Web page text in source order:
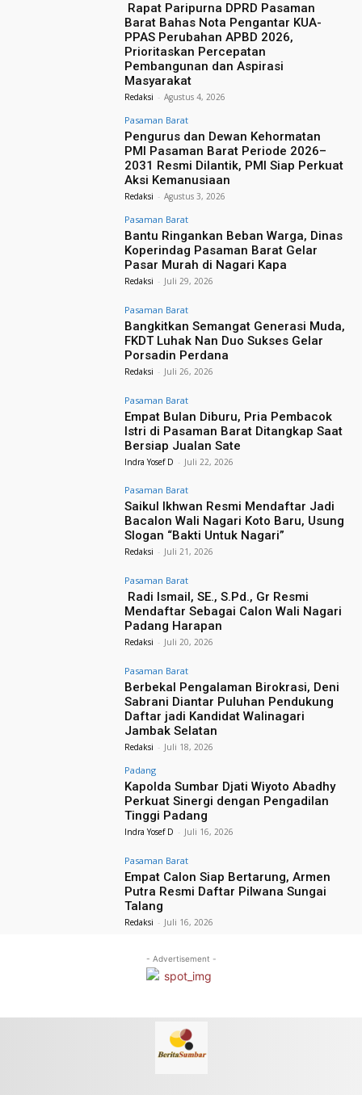
Rapat Paripurna DPRD Pasaman
Barat Bahas Nota Pengantar KUA-
PPAS Perubahan APBD 2026,
Prioritaskan Percepatan
Pembangunan dan Aspirasi
Masyarakat
Redaksi - Agustus 4, 2026
Pasaman Barat
Pengurus dan Dewan Kehormatan
PMI Pasaman Barat Periode 2026–
2031 Resmi Dilantik, PMI Siap Perkuat
Aksi Kemanusiaan
Redaksi - Agustus 3, 2026
Pasaman Barat
Bantu Ringankan Beban Warga, Dinas
Koperindag Pasaman Barat Gelar
Pasar Murah di Nagari Kapa
Redaksi - Juli 29, 2026
Pasaman Barat
Bangkitkan Semangat Generasi Muda,
FKDT Luhak Nan Duo Sukses Gelar
Porsadin Perdana
Redaksi - Juli 26, 2026
Pasaman Barat
Empat Bulan Diburu, Pria Pembacok
Istri di Pasaman Barat Ditangkap Saat
Bersiap Jualan Sate
Indra Yosef D - Juli 22, 2026
Pasaman Barat
Saikul Ikhwan Resmi Mendaftar Jadi
Bacalon Wali Nagari Koto Baru, Usung
Slogan “Bakti Untuk Nagari”
Redaksi - Juli 21, 2026
Pasaman Barat
Radi Ismail, SE., S.Pd., Gr Resmi
Mendaftar Sebagai Calon Wali Nagari
Padang Harapan
Redaksi - Juli 20, 2026
Pasaman Barat
Berbekal Pengalaman Birokrasi, Deni
Sabrani Diantar Puluhan Pendukung
Daftar jadi Kandidat Walinagari
Jambak Selatan
Redaksi - Juli 18, 2026
Padang
Kapolda Sumbar Djati Wiyoto Abadhy
Perkuat Sinergi dengan Pengadilan
Tinggi Padang
Indra Yosef D - Juli 16, 2026
Pasaman Barat
Empat Calon Siap Bertarung, Armen
Putra Resmi Daftar Pilwana Sungai
Talang
Redaksi - Juli 16, 2026
- Advertisement -